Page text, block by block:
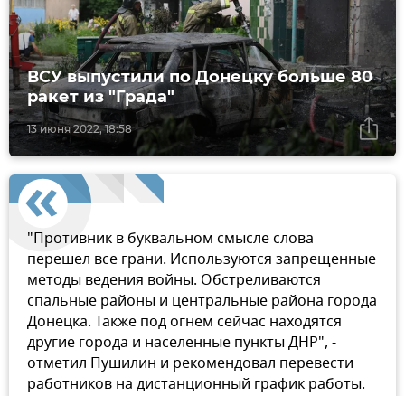
13 июня 2022, 18:58
ВСУ выпустили по Донецку больше 80
ракет из "Града"
"Противник в буквальном смысле слова
перешел все грани. Используются запрещенные
методы ведения войны. Обстреливаются
спальные районы и центральные района города
Донецка. Также под огнем сейчас находятся
другие города и населенные пункты ДНР", -
отметил Пушилин и рекомендовал перевести
работников на дистанционный график работы.